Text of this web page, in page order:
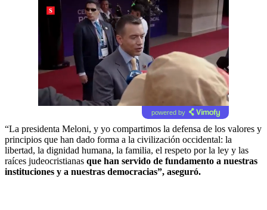
powered by
“La presidenta Meloni, y yo compartimos la defensa de los valores y
principios que han dado forma a la civilización occidental: la
libertad, la dignidad humana, la familia, el respeto por la ley y las
raíces judeocristianas que han servido de fundamento a nuestras
instituciones y a nuestras democracias”, aseguró.